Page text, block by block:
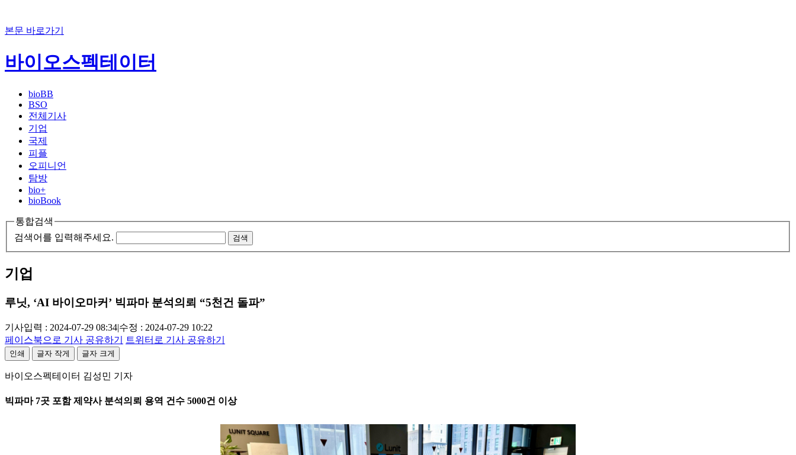
본문 바로가기
바이오스펙테이터
bioBB
BSO
전체기사
기업
국제
피플
오피니언
탐방
bio+
bioBook
통합검색
검색어를 입력해주세요.
검색
기업
루닛, ‘AI 바이오마커’ 빅파마 분석의뢰 “5천건 돌파”
기사입력 : 2024-07-29 08:34|수정 : 2024-07-29 10:22
페이스북으로 기사 공유하기
트위터로 기사 공유하기
인쇄 글자 작게 글자 크게
바이오스펙테이터 김성민 기자
빅파마 7곳 포함 제약사 분석의뢰 용역 건수 5000건 이상